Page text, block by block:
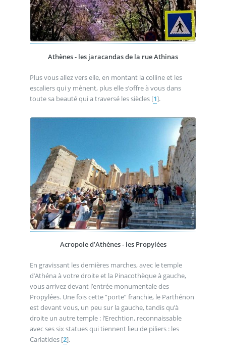
Athènes - les jaracandas de la rue Athinas
Plus vous allez vers elle, en montant la colline et les
escaliers qui y mènent, plus elle s’offre à vous dans
toute sa beauté qui a traversé les siècles[1].
Acropole d’Athènes - les Propylées
En gravissant les dernières marches, avec le temple
d’Athéna à votre droite et la Pinacothèque à gauche,
vous arrivez devant l’entrée monumentale des
Propylées. Une fois cette ”porte” franchie, le Parthénon
est devant vous, un peu sur la gauche, tandis qu’à
droite un autre temple : l’Erechtion, reconnaissable
avec ses six statues qui tiennent lieu de piliers : les
Cariatides[2].